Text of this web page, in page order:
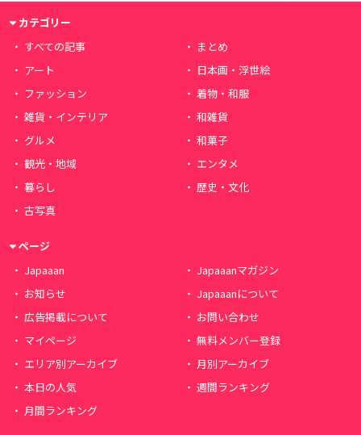
カテゴリー
すべての記事
まとめ
アート
日本画・浮世絵
ファッション
着物・和服
雑貨・インテリア
和雑貨
グルメ
和菓子
観光・地域
エンタメ
暮らし
歴史・文化
古写真
ページ
Japaaan
Japaaanマガジン
お知らせ
Japaaanについて
広告掲載について
お問い合わせ
マイページ
無料メンバー登録
エリア別アーカイブ
月別アーカイブ
本日の人気
週間ランキング
月間ランキング